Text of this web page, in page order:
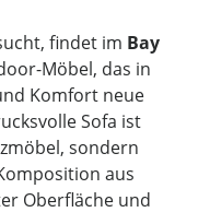
findet im Bay
Möbel, das in
Komfort neue
Sofa ist
sondern
aus
Oberfläche und